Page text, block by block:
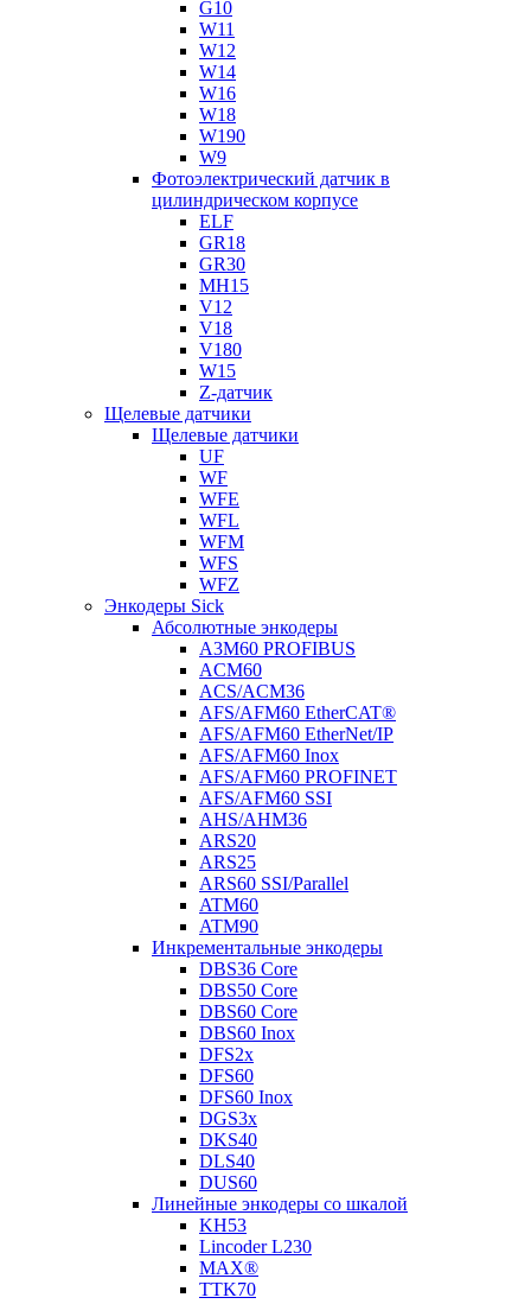
G10
W11
W12
W14
W16
W18
W190
W9
Фотоэлектрический датчик в
цилиндрическом корпусе
ELF
GR18
GR30
MH15
V12
V18
V180
W15
Z-датчик
Щелевые датчики
Щелевые датчики
UF
WF
WFE
WFL
WFM
WFS
WFZ
Энкодеры Sick
Абсолютные энкодеры
A3M60 PROFIBUS
ACM60
ACS/ACM36
AFS/AFM60 EtherCAT®
AFS/AFM60 EtherNet/IP
AFS/AFM60 Inox
AFS/AFM60 PROFINET
AFS/AFM60 SSI
AHS/AHM36
ARS20
ARS25
ARS60 SSI/Parallel
ATM60
ATM90
Инкрементальные энкодеры
DBS36 Core
DBS50 Core
DBS60 Core
DBS60 Inox
DFS2x
DFS60
DFS60 Inox
DGS3x
DKS40
DLS40
DUS60
Линейные энкодеры со шкалой
KH53
Lincoder L230
MAX®
TTK70